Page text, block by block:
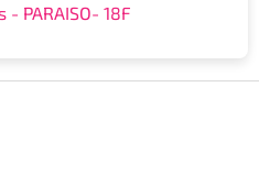
- PARAISO- 18F